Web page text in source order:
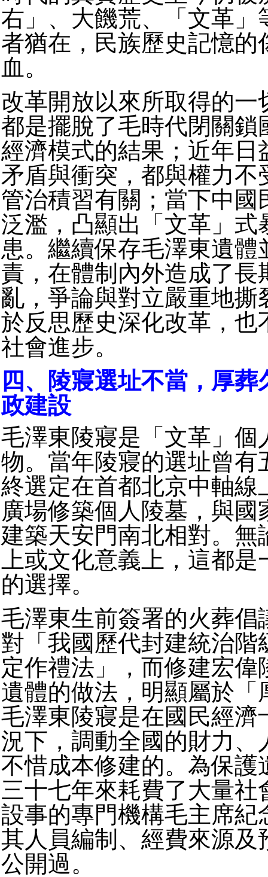
右」、大饑荒、「文革」
者猶在，民族歷史記憶的
血。
改革開放以來所取得的一
都是擺脫了毛時代閉關鎖
經濟模式的結果；近年日
矛盾與衝突，都與權力不
管治積習有關；當下中國
泛濫，凸顯出「文革」式
患。繼續保存毛澤東遺體
責，在體制內外造成了長
亂，爭論與對立嚴重地撕
於反思歷史深化改革，也
社會進步。
四、陵寢選址不當，厚葬
政建設
毛澤東陵寢是「文革」個
物。當年陵寢的選址曾有
終選定在首都北京中軸線
廣場修築個人陵墓，與國
建築天安門南北相對。無
上或文化意義上，這都
的選擇。
毛澤東生前簽署的火葬倡
對「我國歷代封建統治階
定作禮法」，而修建宏偉
遺體的做法，明顯屬於「
毛澤東陵寢是在國民經濟
況下，調動全國的財力、
不惜成本修建的。為保護
三十七年來耗費了大量社
設事的專門機構毛主席紀
其人員編制、經費來源及
公開過。